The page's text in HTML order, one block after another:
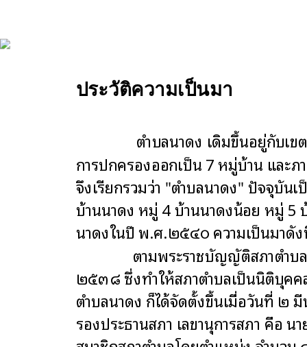
ประวัติความเป็นมา
ตำบลนาดง เดิมขึ้นอยู่กับเขตการ
การปกครองออกเป็น 7 หมู่บ้าน และ
จึงเรียกรวมว่า "ตำบลนาดง" ปัจจุบัน
บ้านนาดง หมู่ 4 บ้านนาดงน้อย หมู่ 5
นาดงในปี พ.ศ.๒๕๔๐ ความเป็นมาดั
ตามพระราชบัญญัติสภาตำบลแล
๒๕๓๘ ซึ่งทำให้สภาตำบลเป็นนิติบุค
ตำบลนาดง ก็ได้จัดตั้งขึ้นเมื่อวันที่ ๒
รองประธานสภา เลขานุการสภา คือ